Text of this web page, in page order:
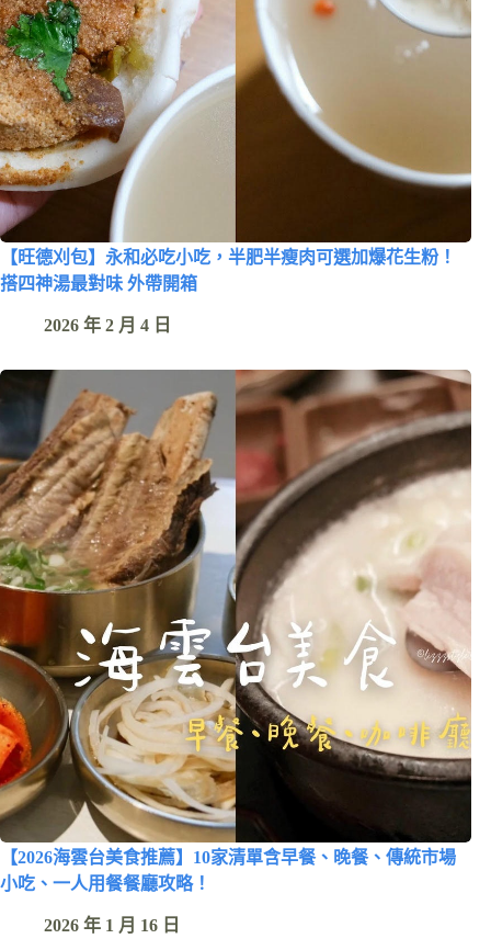
【旺德刈包】永和必吃小吃，半肥半瘦肉可選加爆花生粉！
搭四神湯最對味 外帶開箱
2026 年 2 月 4 日
【2026海雲台美食推薦】10家清單含早餐、晚餐、傳統市場
小吃、一人用餐餐廳攻略！
2026 年 1 月 16 日